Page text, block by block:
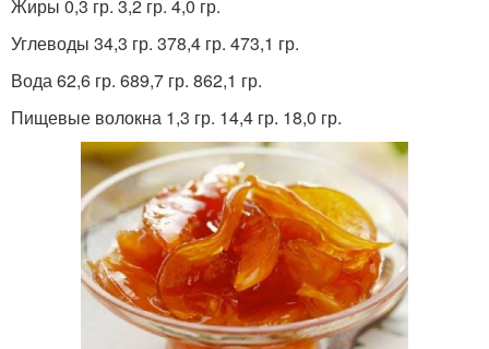
Жиры 0,3 гр. 3,2 гр. 4,0 гр.
Углеводы 34,3 гр. 378,4 гр. 473,1 гр.
Вода 62,6 гр. 689,7 гр. 862,1 гр.
Пищевые волокна 1,3 гр. 14,4 гр. 18,0 гр.